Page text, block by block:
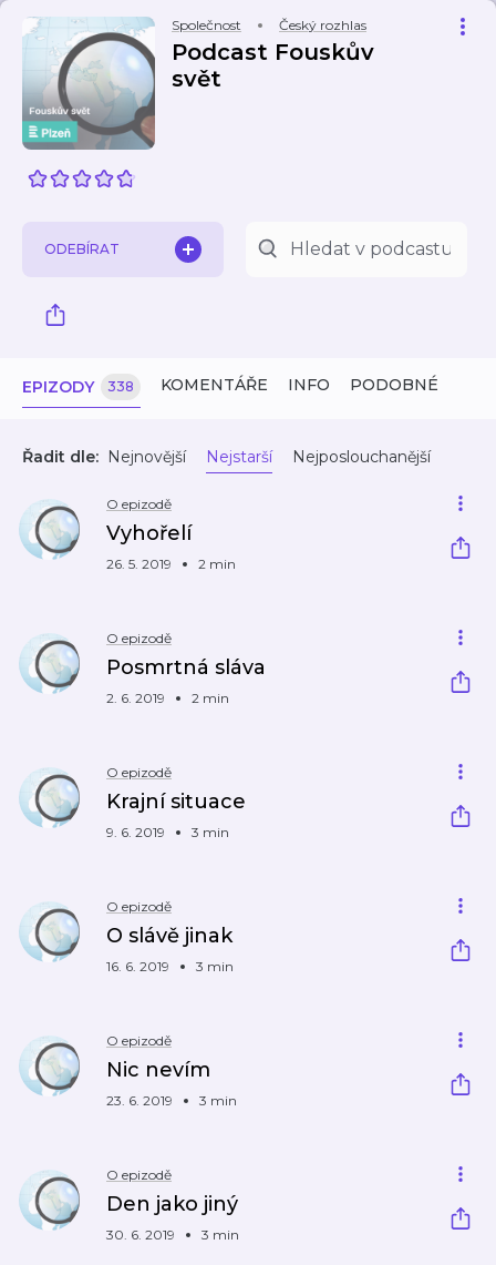
Společnost Český rozhlas
Podcast Fouskův
svět
ODEBÍRAT
EPIZODY 338 KOMENTÁŘE INFO PODOBNÉ
Řadit dle: Nejnovější Nejstarší Nejposlouchanější
O epizodě
Vyhořelí
26. 5. 2019 2 min
O epizodě
Posmrtná sláva
2. 6. 2019 2 min
O epizodě
Krajní situace
9. 6. 2019 3 min
O epizodě
O slávě jinak
16. 6. 2019 3 min
O epizodě
Nic nevím
23. 6. 2019 3 min
O epizodě
Den jako jiný
30. 6. 2019 3 min